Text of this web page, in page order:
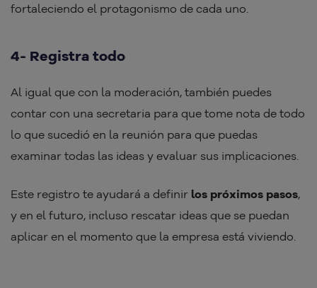
fortaleciendo el protagonismo de cada uno.
4- Registra todo
Al igual que con la moderación, también puedes
contar con una secretaria para que tome nota de todo
lo que sucedió en la reunión para que puedas
examinar todas las ideas y evaluar sus implicaciones.
Este registro te ayudará a definir los próximos pasos,
y en el futuro, incluso rescatar ideas que se puedan
aplicar en el momento que la empresa está viviendo.